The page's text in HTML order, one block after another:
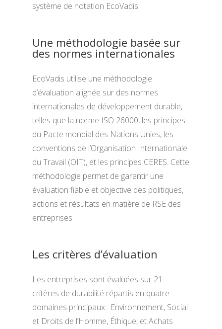
système de notation EcoVadis.
Une méthodologie basée sur
des normes internationales
EcoVadis utilise une méthodologie
d’évaluation alignée sur des normes
internationales de développement durable,
telles que la norme ISO 26000, les principes
du Pacte mondial des Nations Unies, les
conventions de l’Organisation Internationale
du Travail (OIT), et les principes CERES. Cette
méthodologie permet de garantir une
évaluation fiable et objective des politiques,
actions et résultats en matière de RSE des
entreprises.
Les critères d’évaluation
Les entreprises sont évaluées sur 21
critères de durabilité répartis en quatre
domaines principaux : Environnement, Social
et Droits de l’Homme, Éthique, et Achats